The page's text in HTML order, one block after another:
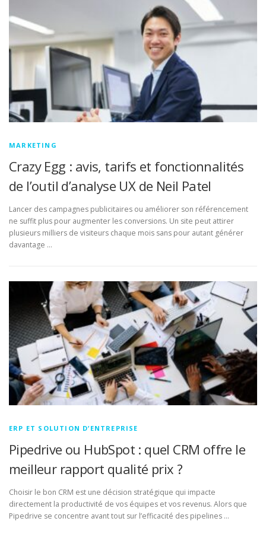
MARKETING
Crazy Egg : avis, tarifs et fonctionnalités
de l’outil d’analyse UX de Neil Patel
Lancer des campagnes publicitaires ou améliorer son référencement
ne suffit plus pour augmenter les conversions. Un site peut attirer
plusieurs milliers de visiteurs chaque mois sans pour autant générer
davantage …
ERP ET SOLUTION D’ENTREPRISE
Pipedrive ou HubSpot : quel CRM offre le
meilleur rapport qualité prix ?
Choisir le bon CRM est une décision stratégique qui impacte
directement la productivité de vos équipes et vos revenus. Alors que
Pipedrive se concentre avant tout sur l’efficacité des pipelines …